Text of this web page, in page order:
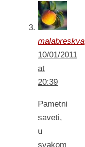
malabreskva
10/01/2011
at
20:39
Pametni
saveti,
u
svakom